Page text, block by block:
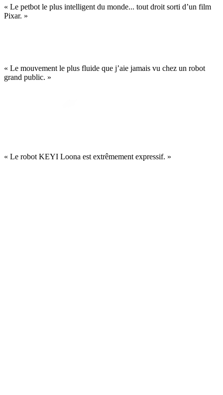
« Le petbot le plus intelligent du monde... tout droit sorti d’un film
Pixar. »
« Le mouvement le plus fluide que j’aie jamais vu chez un robot
grand public. »
« Le robot KEYI Loona est extrêmement expressif. »